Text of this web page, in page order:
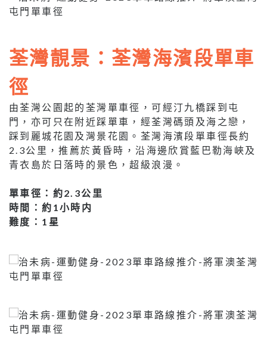
荃灣靚景：荃灣海濱段單車
徑
由荃灣公園起的荃灣單車徑，可經汀九橋踩到屯
門，亦可只在附近踩單車，經荃灣碼頭及海之戀，
踩到麗城花園及灣景花園。荃灣海濱段單車徑長約
2.3公里，推薦於黃昏時，沿海邊欣賞藍巴勒海峽及
青衣島於日落時的景色，超級浪漫。
單車徑：約2.3公里
時間：約1小時内
難度：1星